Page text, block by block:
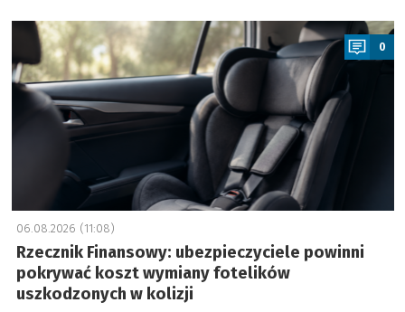
a
0
06.08.2026 (11:08)
Rzecznik Finansowy: ubezpieczyciele powinni
pokrywać koszt wymiany fotelików
uszkodzonych w kolizji